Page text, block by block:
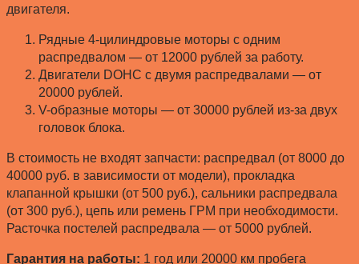
двигателя.
Рядные 4-цилиндровые моторы с одним
распредвалом — от 12000 рублей за работу.
Двигатели DOHC с двумя распредвалами — от
20000 рублей.
V-образные моторы — от 30000 рублей из-за двух
головок блока.
В стоимость не входят запчасти: распредвал (от 8000 до
40000 руб. в зависимости от модели), прокладка
клапанной крышки (от 500 руб.), сальники распредвала
(от 300 руб.), цепь или ремень ГРМ при необходимости.
Расточка постелей распредвала — от 5000 рублей.
Гарантия на работы: 1 год или 20000 км пробега